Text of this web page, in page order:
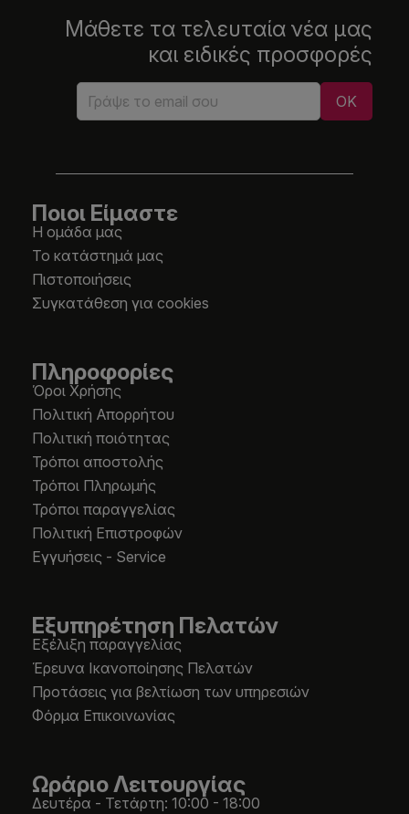
Μάθετε τα τελευταία νέα μας
και ειδικές προσφορές
Ποιοι Είμαστε
Η ομάδα μας
Το κατάστημά μας
Πιστοποιήσεις
Συγκατάθεση για cookies
Πληροφορίες
Όροι Χρήσης
Πολιτική Απορρήτου
Πολιτική ποιότητας
Τρόποι αποστολής
Τρόποι Πληρωμής
Τρόποι παραγγελίας
Πολιτική Επιστροφών
Εγγυήσεις - Service
Εξυπηρέτηση Πελατών
Εξέλιξη παραγγελίας
Έρευνα Ικανοποίησης Πελατών
Προτάσεις για βελτίωση των υπηρεσιών
Φόρμα Επικοινωνίας
Ωράριο Λειτουργίας
Δευτέρα - Τετάρτη: 10:00 - 18:00